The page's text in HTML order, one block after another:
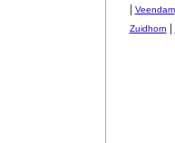
Veendam
Zuidhorn